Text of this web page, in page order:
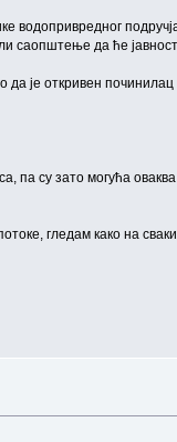
водопривредног
саопштење да ће
је откривен
па су зато могућа
гледам како на